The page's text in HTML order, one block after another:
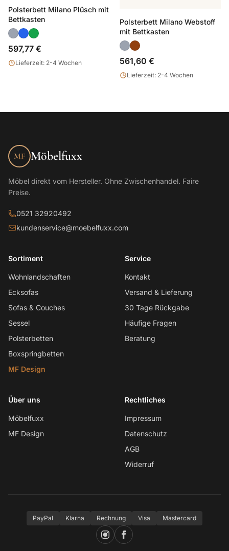
Polsterbett Milano Plüsch mit
Bettkasten
597,77 €
Lieferzeit: 2-4 Wochen
Polsterbett Milano Webstoff
mit Bettkasten
561,60 €
Lieferzeit: 2-4 Wochen
MF Möbelfuxx
Möbel direkt vom Hersteller. Ohne Zwischenhandel. Faire
Preise.
0521 32920492
kundenservice@moebelfuxx.com
Sortiment
Wohnlandschaften
Ecksofas
Sofas & Couches
Sessel
Polsterbetten
Boxspringbetten
MF Design
Service
Kontakt
Versand & Lieferung
30 Tage Rückgabe
Häufige Fragen
Beratung
Über uns
Möbelfuxx
MF Design
Rechtliches
Impressum
Datenschutz
AGB
Widerruf
PayPal Klarna Rechnung Visa Mastercard